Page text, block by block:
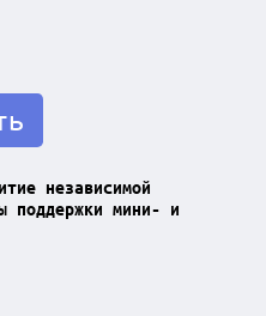
независимой
поддержки мини- и